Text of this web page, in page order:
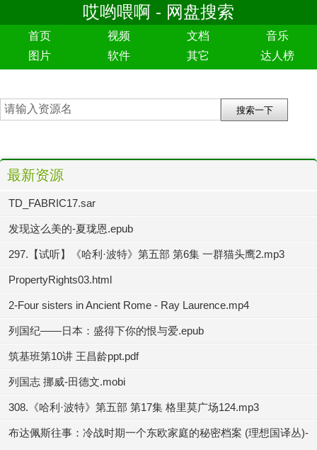
哎哟喂啊 - 网盘搜索
首页 视频 文档
音乐
图片
软件 其它 达人榜
最新资源
TD_FABRIC17.sar
发现这么美的-夏珑恩.epub
297.【试听】《哈利·波特》第五部 第6集 一群猫头鹰2.mp3
PropertyRights03.html
2-Four sisters in Ancient Rome - Ray Laurence.mp4
列国纪——日本：盛得下你的恨与爱.epub
筑基班第10讲 王昌龄ppt.pdf
列国志 挪威-田德文.mobi
308.《哈利·波特》第五部 第17集 格里莫广场124.mp3
布达佩斯往事：冷战时期一个东欧家庭的秘密档案 (理想国译丛)-